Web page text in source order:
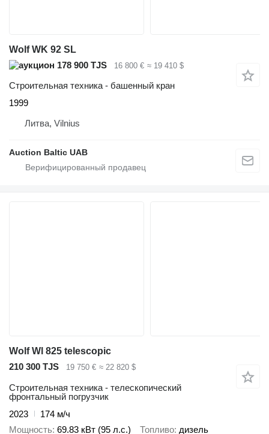
Wolf WK 92 SL
178 900 TJS
16 800 € ≈ 19 410 $
Строительная техника - башенный кран
1999
Литва, Vilnius
Auction Baltic UAB
Wolf Wl 825 telescopic
210 300 TJS
19 750 € ≈ 22 820 $
Строительная техника - телескопический
фронтальный погрузчик
2023
174 м/ч
Мощность 69.83 кВт (95 л.с.) Топливо дизель